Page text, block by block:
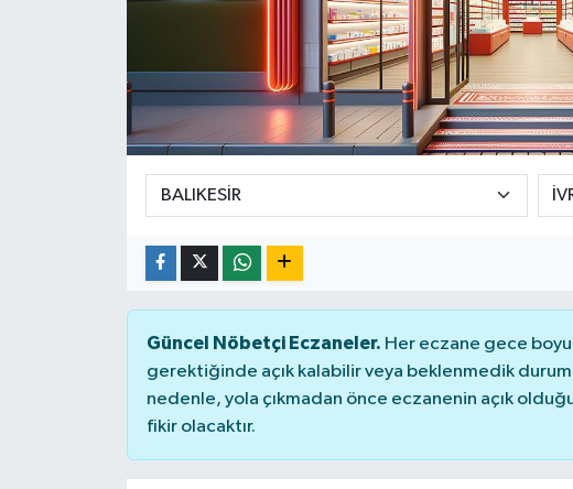
Güncel Nöbetçi Eczaneler. Her eczane gece
gerektiğinde açık kalabilir veya beklenmedik
nedenle, yola çıkmadan önce eczanenin açık
fikir olacaktır.